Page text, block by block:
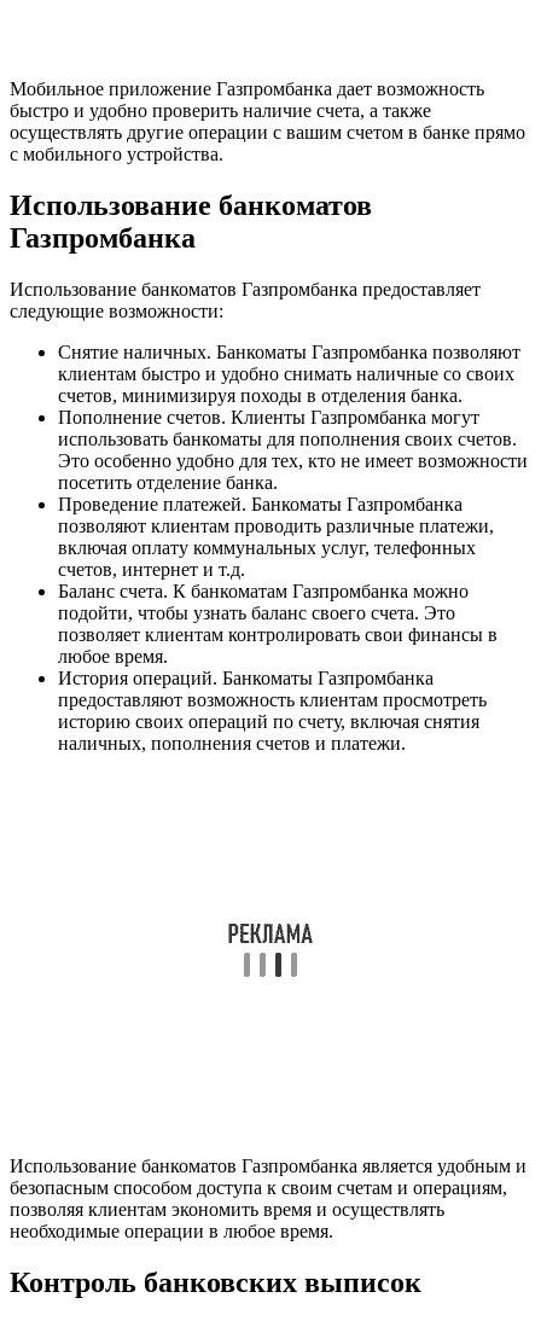
Мобильное приложение Газпромбанка дает возможность
быстро и удобно проверить наличие счета, а также
осуществлять другие операции с вашим счетом в банке прямо
с мобильного устройства.
Использование банкоматов
Газпромбанка
Использование банкоматов Газпромбанка предоставляет
следующие возможности:
Снятие наличных. Банкоматы Газпромбанка позволяют
клиентам быстро и удобно снимать наличные со своих
счетов, минимизируя походы в отделения банка.
Пополнение счетов. Клиенты Газпромбанка могут
использовать банкоматы для пополнения своих счетов.
Это особенно удобно для тех, кто не имеет возможности
посетить отделение банка.
Проведение платежей. Банкоматы Газпромбанка
позволяют клиентам проводить различные платежи,
включая оплату коммунальных услуг, телефонных
счетов, интернет и т.д.
Баланс счета. К банкоматам Газпромбанка можно
подойти, чтобы узнать баланс своего счета. Это
позволяет клиентам контролировать свои финансы в
любое время.
История операций. Банкоматы Газпромбанка
предоставляют возможность клиентам просмотреть
историю своих операций по счету, включая снятия
наличных, пополнения счетов и платежи.
Использование банкоматов Газпромбанка является удобным и
безопасным способом доступа к своим счетам и операциям,
позволяя клиентам экономить время и осуществлять
необходимые операции в любое время.
Контроль банковских выписок